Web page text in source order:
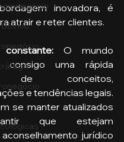
inovadora, é
atrair e reter clientes.
constante: O mundo
consigo uma rápida
de conceitos,
e tendências legais.
se manter atualizados
que estejam
jurídico